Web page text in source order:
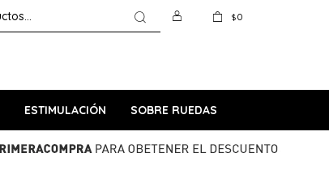
ESTIMULACIÓN SOBRE RUEDAS
$0